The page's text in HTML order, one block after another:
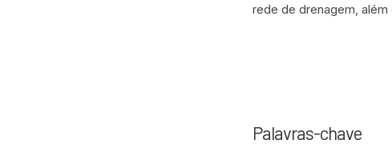
rede de drenagem,
Palavras-chave